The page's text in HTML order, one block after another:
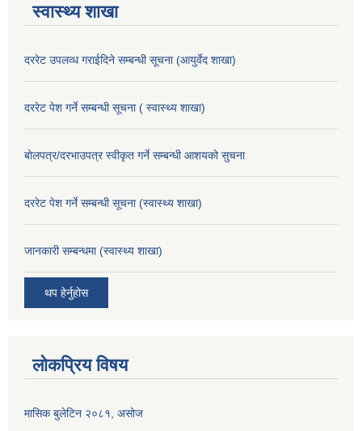
स्वास्थ्य शाखा
दररेट उपलव्ध गराईदिने सम्बन्धी सूचना (आयुर्वेद शाखा)
दररेट पेश गर्ने सम्बन्धी सूचना ( स्वास्थ्य शाखा)
बोलपत्र/दरभाउपत्र स्वीकृत गर्ने सम्बन्धी आशयको सुचना
दररेट पेश गर्ने सम्बन्धी सूचना (स्वास्थ्य शाखा)
जानकारी सम्बन्धमा (स्वास्थ्य शाखा)
थप हेर्नुहोस
लोकप्रिय विषय
मासिक बुलेटिन २०८१, असोज